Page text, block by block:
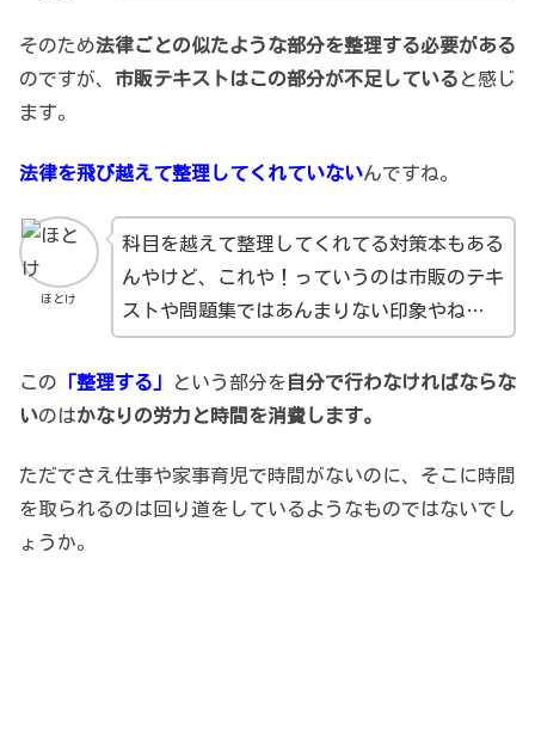
そのため法律ごとの似たような部分を整理する必要がある
のですが、 市販テキストはこの部分が不足している と感じ
ます。
法律を飛び越えて整理してくれていないんですね。
ほとけ
科目を越えて整理してくれてる対策本もある
んやけど、これや！っていうのは市販のテキ
ストや問題集ではあんまりない印象やね…
この 「整理する」 という部分を 自分で行わなければならな
いのはかなりの労力と時間を消費します。
ただでさえ仕事や家事育児で時間がないのに、そこに時間
を取られるのは回り道をしているようなものではないでし
ょうか。